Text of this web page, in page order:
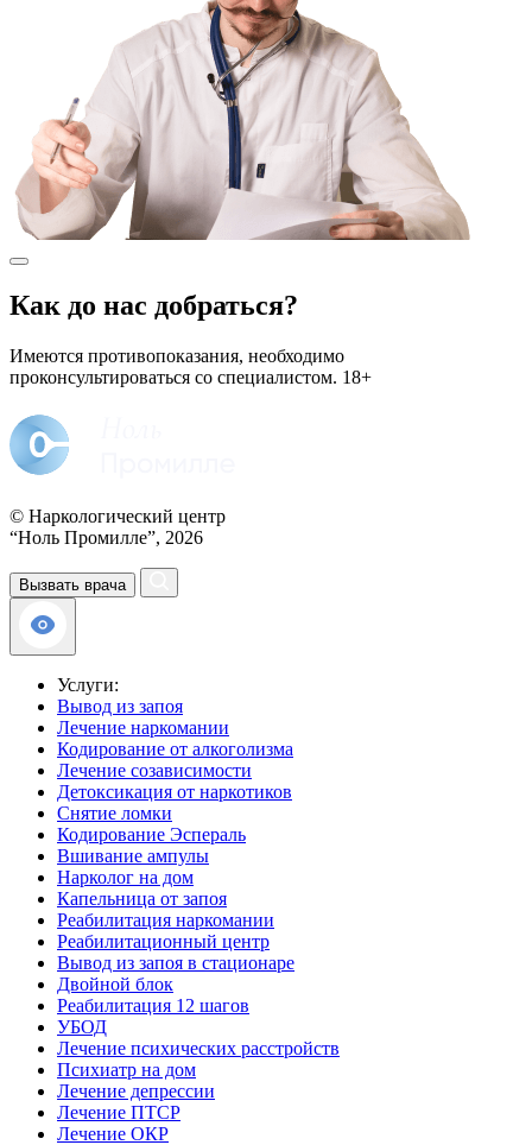
Как до нас добраться?
Имеются противопоказания, необходимо
проконсультироваться со специалистом. 18+
© Наркологический центр
“Ноль Промилле”, 2026
Вызвать врача
Услуги:
Вывод из запоя
Лечение наркомании
Кодирование от алкоголизма
Лечение созависимости
Детоксикация от наркотиков
Снятие ломки
Кодирование Эспераль
Вшивание ампулы
Нарколог на дом
Капельница от запоя
Реабилитация наркомании
Реабилитационный центр
Вывод из запоя в стационаре
Двойной блок
Реабилитация 12 шагов
УБОД
Лечение психических расстройств
Психиатр на дом
Лечение депрессии
Лечение ПТСР
Лечение ОКР